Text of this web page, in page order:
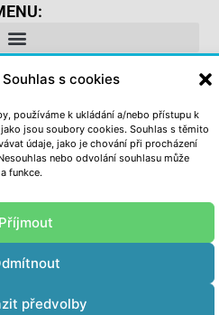
s cookies
používáme k ukládání a/nebo přístupu k
jsou soubory cookies. Souhlas s těmito
údaje, jako je chování při procházení
nebo odvolání souhlasu může
funkce.
Příjmout
předvolby
splňují pravidla o přístupnosti
o přístupnosti internetových
a o změně zákona č. 365/2000
systémech veřejné správy.